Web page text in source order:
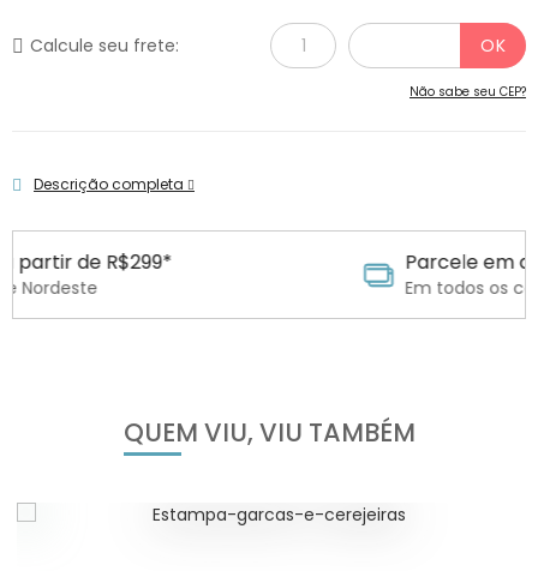
Calcule seu frete:
Não sabe seu CEP?
Descrição completa
Parcele em até 6x sem juros
Em todos os cartões
QUEM VIU, VIU TAMBÉM